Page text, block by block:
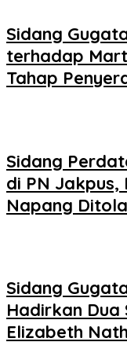
Sidang
terhadap
Tahap
Sidang
di PN Jakpus,
Napang
Sidang
Hadirkan Dua
Elizabeth